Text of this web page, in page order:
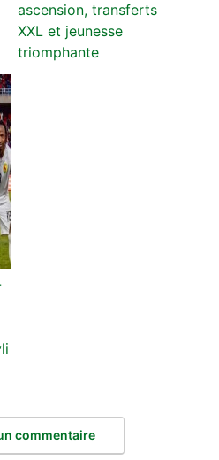
ascension, transferts
XXL et jeunesse
triomphante
commentaire